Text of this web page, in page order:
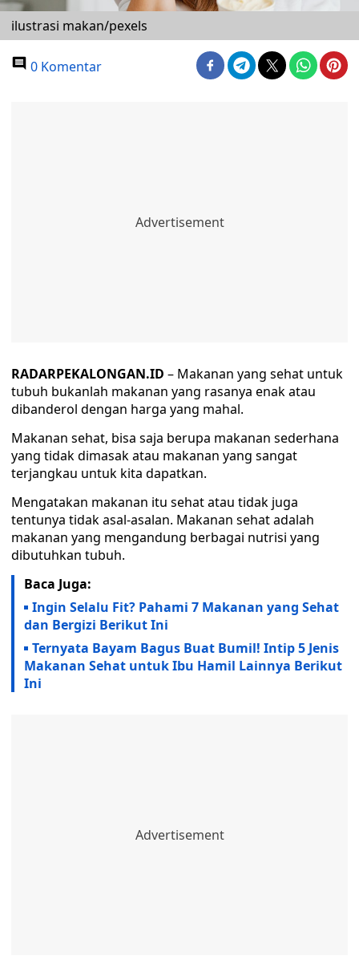
ilustrasi makan/pexels
0 Komentar
RADARPEKALONGAN.ID – Makanan yang sehat untuk
tubuh bukanlah makanan yang rasanya enak atau
dibanderol dengan harga yang mahal.
Makanan sehat, bisa saja berupa makanan sederhana
yang tidak dimasak atau makanan yang sangat
terjangkau untuk kita dapatkan.
Mengatakan makanan itu sehat atau tidak juga
tentunya tidak asal-asalan. Makanan sehat adalah
makanan yang mengandung berbagai nutrisi yang
dibutuhkan tubuh.
Baca Juga:
Ingin Selalu Fit? Pahami 7 Makanan yang Sehat
dan Bergizi Berikut Ini
Ternyata Bayam Bagus Buat Bumil! Intip 5 Jenis
Makanan Sehat untuk Ibu Hamil Lainnya Berikut
Ini